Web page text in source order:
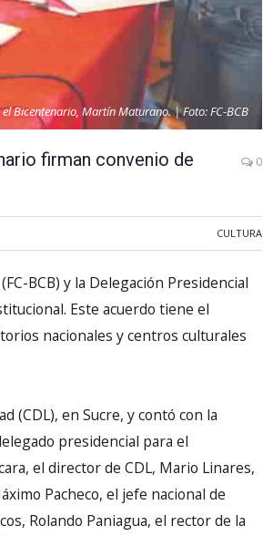
Bicentenario, Martín Maturano. | Foto: FC-BCB
firman convenio de
0
CULTURA
BCB) y la Delegación Presidencial
Este acuerdo tiene el
nacionales y centros culturales
(CDL), en Sucre, y contó con la
presidencial para el
el director de CDL, Mario Linares,
Pacheco, el jefe nacional de
Rolando Paniagua, el rector de la